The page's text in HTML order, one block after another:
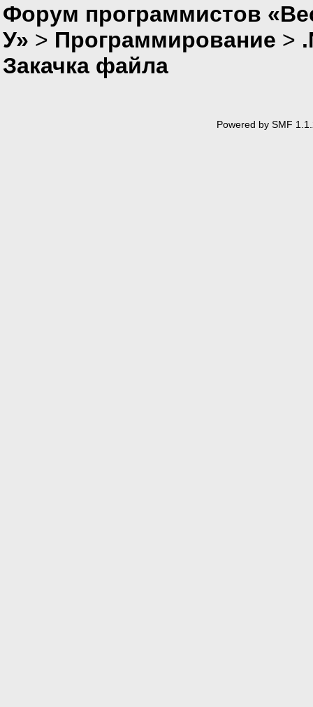
Форум программистов
У» > Программирование >
Закачка файла
Powered by SMF